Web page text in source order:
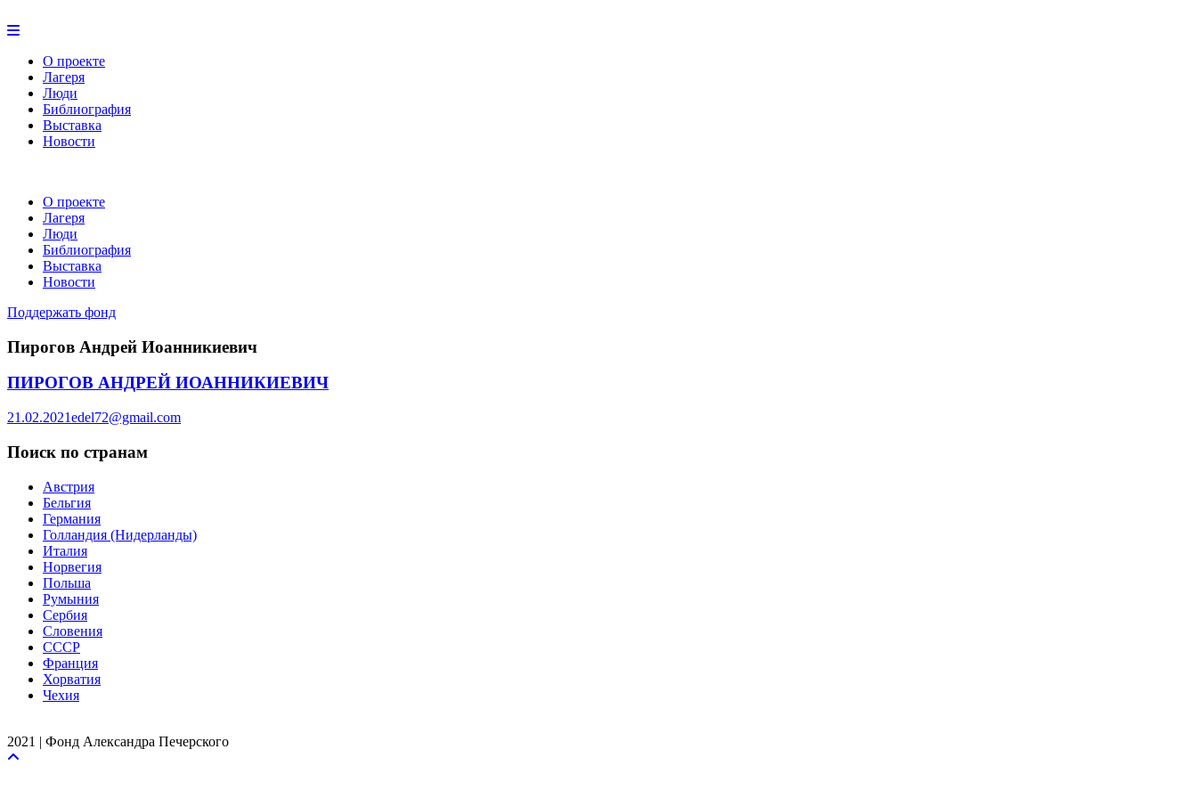
О проекте
Лагеря
Люди
Библиография
Выставка
Новости
О проекте
Лагеря
Люди
Библиография
Выставка
Новости
Поддержать фонд
Пирогов Андрей Иоанникиевич
ПИРОГОВ АНДРЕЙ ИОАННИКИЕВИЧ
21.02.2021edel72@gmail.com
Поиск по странам
Австрия
Бельгия
Германия
Голландия (Нидерланды)
Италия
Норвегия
Польша
Румыния
Сербия
Словения
СССР
Франция
Хорватия
Чехия
2021 | Фонд Александра Печерского